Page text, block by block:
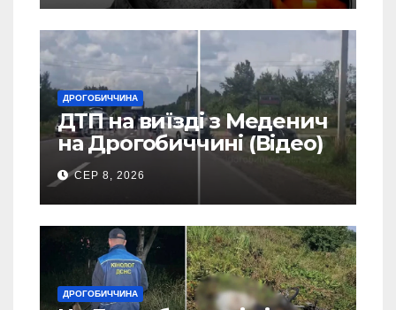
ДРОГОБИЧЧИНА
ДТП на виїзді з Меденич
на Дрогобиччині (Відео)
СЕР 8, 2026
ДРОГОБИЧЧИНА